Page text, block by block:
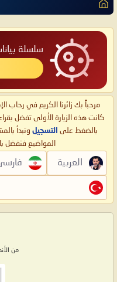
سلسلة
مرحباً بك زائرنا الكريم في رحاب
كانت هذه الزيارة الأولى تفضل
بالضغط على التسجيل وتبدأ
المواضيع فتفضل
العربية
من